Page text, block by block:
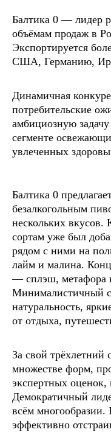
Балтика 0 — лидер
объёмам продаж в
Экспортируется
США, Германию,
Динамичная
потребительские
амбициозную
сегменте
увлеченных
Балтика 0
безалкогольным
нескольких
сортам уже был
рядом с ними на
лайм и малина.
— сплэш, метафора
Минималистичный
натуральность,
от отдыха,
За свой трёхлетний
множестве форм,
экспертных оценок,
Демократичный
всём многообразии.
эффективно